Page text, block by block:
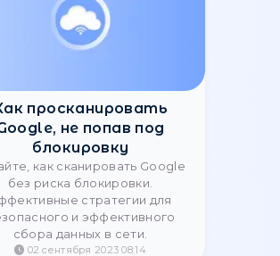
мобильные прокси для
стабильной онлайн-
работы
Что такое 4G LTE мобильный
и где его применяют: SMM,
арбитраж, парсинг. Преимущества